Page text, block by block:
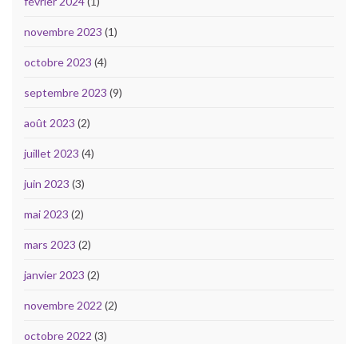
novembre 2023 (1)
octobre 2023 (4)
septembre 2023 (9)
août 2023 (2)
juillet 2023 (4)
juin 2023 (3)
mai 2023 (2)
mars 2023 (2)
janvier 2023 (2)
novembre 2022 (2)
octobre 2022 (3)